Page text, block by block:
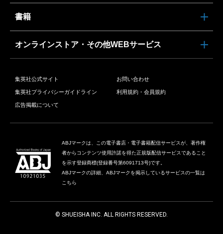
書籍
オンラインストア・その他WEBサービス
集英社公式サイト お問い合わせ
集英社プライバシーガイドライン 利用規約・会員規約
広告掲載について
ABJマークは、この電子書店・電子書籍配信サービスが、著作権
者からコンテンツ使用許諾を得た正規版配信サービスであること
を示す登録商標(登録番号第6091713号)です。
ABJマークの詳細、ABJマークを掲示しているサービスの一覧は
こちら
© SHUEISHA INC. ALL RIGHTS RESERVED.